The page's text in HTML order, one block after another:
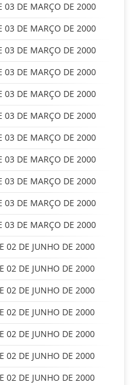
03 DE MARÇO DE 2000
03 DE MARÇO DE 2000
03 DE MARÇO DE 2000
03 DE MARÇO DE 2000
03 DE MARÇO DE 2000
03 DE MARÇO DE 2000
03 DE MARÇO DE 2000
03 DE MARÇO DE 2000
03 DE MARÇO DE 2000
03 DE MARÇO DE 2000
03 DE MARÇO DE 2000
02 DE JUNHO DE 2000
02 DE JUNHO DE 2000
02 DE JUNHO DE 2000
02 DE JUNHO DE 2000
02 DE JUNHO DE 2000
02 DE JUNHO DE 2000
02 DE JUNHO DE 2000